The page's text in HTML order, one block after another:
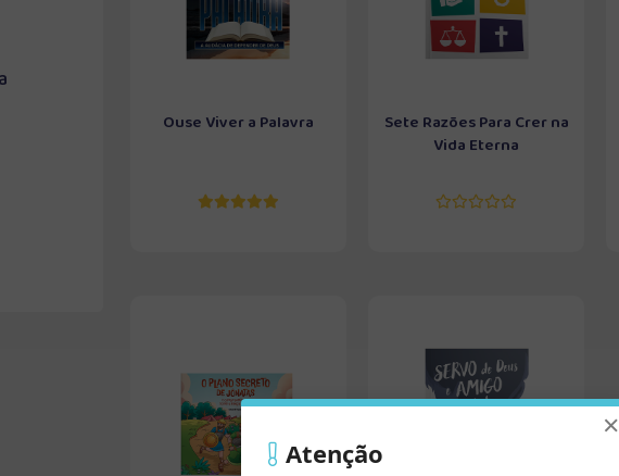
Ouse Viver a Palavra
Sete Razões Para Crer na
Vida Eterna
×
Atenção